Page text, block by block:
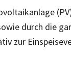
durch die
zur